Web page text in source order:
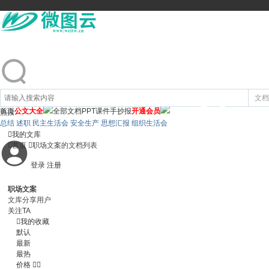
文档
热搜:
总结 述职 民主生活会 安全生产 思想汇报 组织生活会
登录 注册
首页公文大全 全部文档PPT课件手抄报开通会员
我的文库
首页 职场文案的文档列表
职场文案
文库分享用户
关注TA
我的收藏
默认
最新
最热
价格 